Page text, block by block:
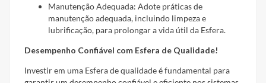
Manutenção Adequada: Adote práticas de
manutenção adequada, incluindo limpeza e
lubrificação, para prolongar a vida útil da Esfera.
Desempenho Confiável com Esfera de Qualidade!
Investir em uma Esfera de qualidade é fundamental para